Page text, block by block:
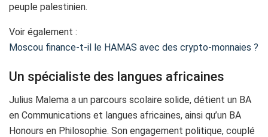
peuple palestinien.
Voir également :
Moscou finance-t-il le HAMAS avec des crypto-monnaies ?
Un spécialiste des langues africaines
Julius Malema a un parcours scolaire solide, détient un BA
en Communications et langues africaines, ainsi qu’un BA
Honours en Philosophie. Son engagement politique, couplé